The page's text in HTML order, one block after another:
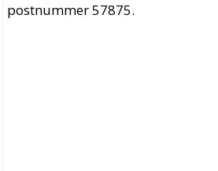
postnummer 57875.